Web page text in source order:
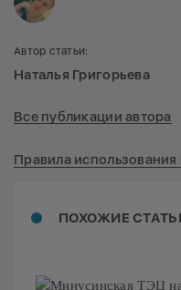
ПОХОЖИЕ
Автор статьи:
Наталья Григорьева
Все публикации автора
Правила использования